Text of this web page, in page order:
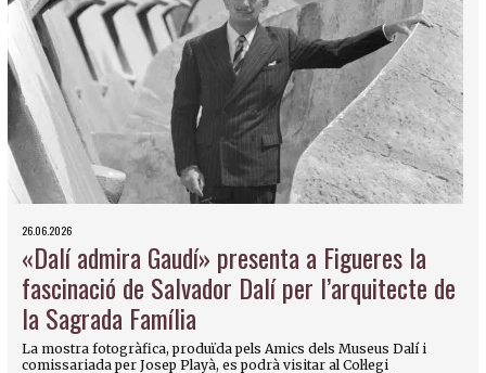
26.06.2026
«Dalí admira Gaudí» presenta a Figueres la
fascinació de Salvador Dalí per l’arquitecte de
la Sagrada Família
La mostra fotogràfica, produïda pels Amics dels Museus Dalí i
comissariada per Josep Playà, es podrà visitar al Col·legi